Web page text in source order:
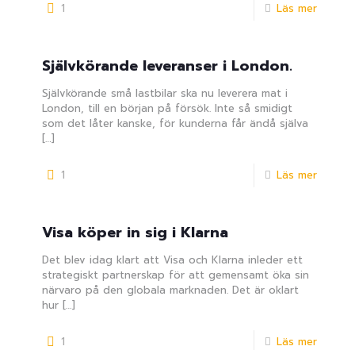
1 Läs mer
Självkörande leveranser i London.
Självkörande små lastbilar ska nu leverera mat i
London, till en början på försök. Inte så smidigt
som det låter kanske, för kunderna får ändå själva
[…]
1 Läs mer
Visa köper in sig i Klarna
Det blev idag klart att Visa och Klarna inleder ett
strategiskt partnerskap för att gemensamt öka sin
närvaro på den globala marknaden. Det är oklart
hur […]
1 Läs mer